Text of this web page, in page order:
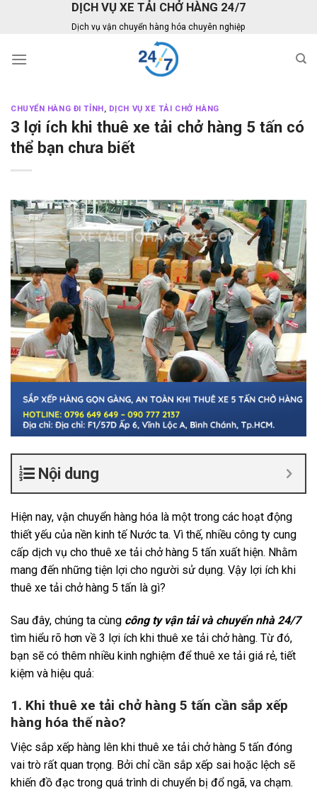
DỊCH VỤ XE TẢI CHỞ HÀNG 24/7
Dịch vụ vận chuyển hàng hóa chuyên nghiệp
CHUYỂN HÀNG ĐI TỈNH , DỊCH VỤ XE TẢI CHỞ HÀNG
3 lợi ích khi thuê xe tải chở hàng 5 tấn có
thể bạn chưa biết
Nội dung
Hiện nay, vận chuyển hàng hóa là một trong các hoạt động
thiết yếu của nền kinh tế Nước ta. Vì thế, nhiều công ty cung
cấp dịch vụ cho thuê xe tải chở hàng 5 tấn xuất hiện. Nhằm
mang đến những tiện lợi cho người sử dụng. Vậy lợi ích khi
thuê xe tải chở hàng 5 tấn là gì?
Sau đây, chúng ta cùng công ty vận tải và chuyển nhà 24/7
tìm hiểu rõ hơn về 3 lợi ích khi thuê xe tải chở hàng. Từ đó,
bạn sẽ có thêm nhiều kinh nghiệm để thuê xe tải giá rẻ, tiết
kiệm và hiệu quả:
1. Khi thuê xe tải chở hàng 5 tấn cần sắp xếp
hàng hóa thế nào?
Việc sắp xếp hàng lên khi thuê xe tải chở hàng 5 tấn đóng
vai trò rất quan trọng. Bởi chỉ cần sắp xếp sai hoặc lệch sẽ
khiến đồ đạc trong quá trình di chuyển bị đổ ngã, va chạm.